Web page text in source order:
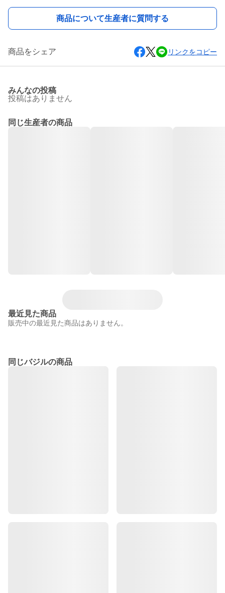
商品について生産者に質問する
商品をシェア リンクをコピー
みんなの投稿
投稿はありません
同じ生産者の商品
最近見た商品
販売中の最近見た商品はありません。
同じバジルの商品